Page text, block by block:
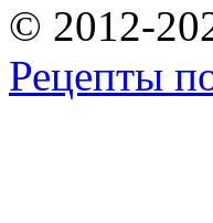
© 2012-
Рецепты